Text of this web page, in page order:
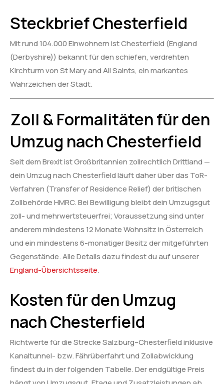
Steckbrief Chesterfield
Mit rund 104.000 Einwohnern ist Chesterfield (England
(Derbyshire)) bekannt für den schiefen, verdrehten
Kirchturm von St Mary and All Saints, ein markantes
Wahrzeichen der Stadt.
Zoll & Formalitäten für den
Umzug nach Chesterfield
Seit dem Brexit ist Großbritannien zollrechtlich Drittland —
dein Umzug nach Chesterfield läuft daher über das ToR-
Verfahren (Transfer of Residence Relief) der britischen
Zollbehörde HMRC. Bei Bewilligung bleibt dein Umzugsgut
zoll- und mehrwertsteuerfrei; Voraussetzung sind unter
anderem mindestens 12 Monate Wohnsitz in Österreich
und ein mindestens 6-monatiger Besitz der mitgeführten
Gegenstände. Alle Details dazu findest du auf unserer
England-Übersichtsseite.
Kosten für den Umzug
nach Chesterfield
Richtwerte für die Strecke Salzburg–Chesterfield inklusive
Kanaltunnel- bzw. Fährüberfahrt und Zollabwicklung
findest du in der folgenden Tabelle. Der endgültige Preis